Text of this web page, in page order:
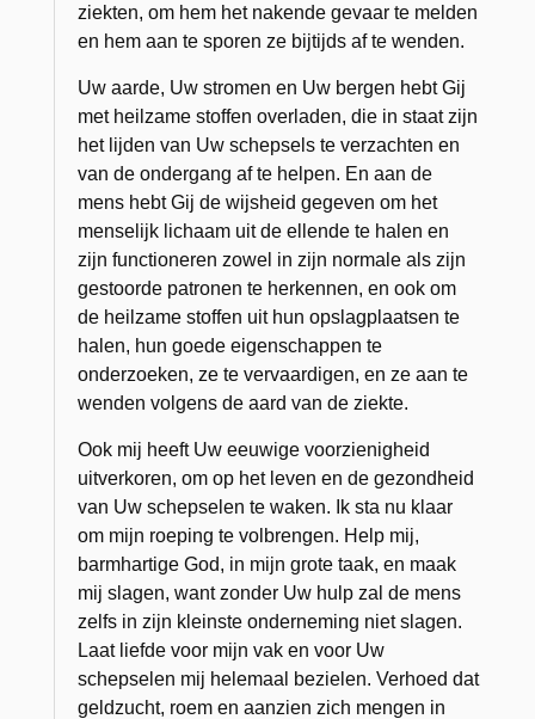
ziekten, om hem het nakende gevaar te melden
en hem aan te sporen ze bijtijds af te wenden.
Uw aarde, Uw stromen en Uw bergen hebt Gij
met heilzame stoffen overladen, die in staat zijn
het lijden van Uw schepsels te verzachten en
van de ondergang af te helpen. En aan de
mens hebt Gij de wijsheid gegeven om het
menselijk lichaam uit de ellende te halen en
zijn functioneren zowel in zijn normale als zijn
gestoorde patronen te herkennen, en ook om
de heilzame stoffen uit hun opslagplaatsen te
halen, hun goede eigenschappen te
onderzoeken, ze te vervaardigen, en ze aan te
wenden volgens de aard van de ziekte.
Ook mij heeft Uw eeuwige voorzienigheid
uitverkoren, om op het leven en de gezondheid
van Uw schepselen te waken. Ik sta nu klaar
om mijn roeping te volbrengen. Help mij,
barmhartige God, in mijn grote taak, en maak
mij slagen, want zonder Uw hulp zal de mens
zelfs in zijn kleinste onderneming niet slagen.
Laat liefde voor mijn vak en voor Uw
schepselen mij helemaal bezielen. Verhoed dat
geldzucht, roem en aanzien zich mengen in